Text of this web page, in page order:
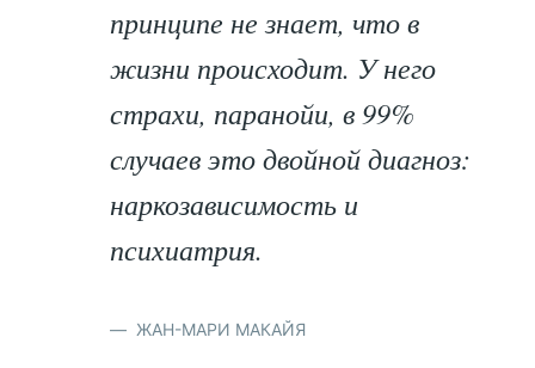
принципе не знает, что в
жизни происходит. У него
страхи, паранойи, в 99%
случаев это двойной диагноз:
наркозависимость и
психиатрия.
ЖАН-МАРИ МАКАЙЯ